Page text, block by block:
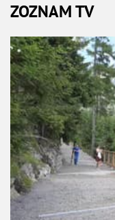
ZOZNAM TV